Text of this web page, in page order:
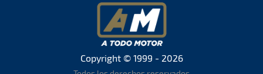
Copyright © 1999 - 2026